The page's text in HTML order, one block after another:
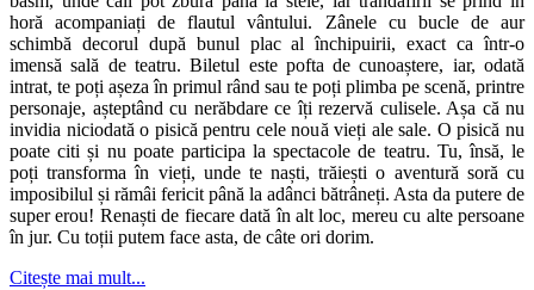
horă acompaniați de flautul vântului. Zânele cu bucle de aur
schimbă decorul după bunul plac al închipuirii, exact ca într-o
imensă sală de teatru. Biletul este pofta de cunoaștere, iar, odată
intrat, te poți așeza în primul rând sau te poți plimba pe scenă, printre
personaje, așteptând cu nerăbdare ce îți rezervă culisele. Așa că nu
invidia niciodată o pisică pentru cele nouă vieți ale sale. O pisică nu
poate citi și nu poate participa la spectacole de teatru. Tu, însă, le
poți transforma în vieți, unde te naști, trăiești o aventură soră cu
imposibilul și rămâi fericit până la adânci bătrâneți. Asta da putere de
super erou! Renaști de fiecare dată în alt loc, mereu cu alte persoane
în jur. Cu toții putem face asta, de câte ori dorim.
Citește mai mult...